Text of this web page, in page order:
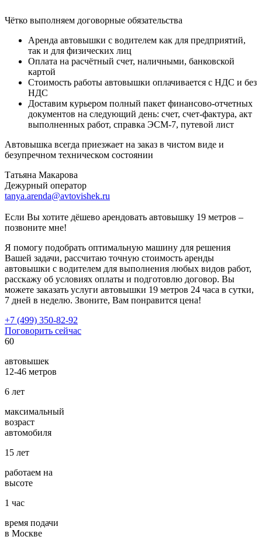
Чётко выполняем договорные обязательства
Аренда автовышки с водителем как для предприятий,
так и для физических лиц
Оплата на расчётный счет, наличными, банковской
картой
Стоимость работы автовышки оплачивается с НДС и без
НДС
Доставим курьером полный пакет финансово-отчетных
документов на следующий день: счет, счет-фактура, акт
выполненных работ, справка ЭСМ-7, путевой лист
Автовышка всегда приезжает на заказ в чистом виде и
безупречном техническом состоянии
Татьяна Макарова
Дежурный оператор
tanya.arenda@avtovishek.ru
Если Вы хотите дёшево арендовать автовышку 19 метров –
позвоните мне!
Я помогу подобрать оптимальную машину для решения
Вашей задачи, рассчитаю точную стоимость аренды
автовышки с водителем для выполнения любых видов работ,
расскажу об условиях оплаты и подготовлю договор. Вы
можете заказать услуги автовышки 19 метров 24 часа в сутки,
7 дней в неделю. Звоните, Вам понравится цена!
+7 (499) 350-82-92
Поговорить сейчас
60
автовышек
12-46 метров
6 лет
максимальный
возраст
автомобиля
15 лет
работаем на
высоте
1 час
время подачи
в Москве